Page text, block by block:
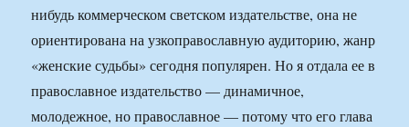
нибудь коммерческом светском издательстве, она не
ориентирована на узкоправославную аудиторию, жанр
«женские судьбы» сегодня популярен. Но я отдала ее в
православное издательство — динамичное,
молодежное, но православное — потому что его глава